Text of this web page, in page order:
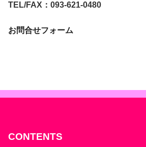
TEL/FAX：093-621-0480
お問合せフォーム
CONTENTS